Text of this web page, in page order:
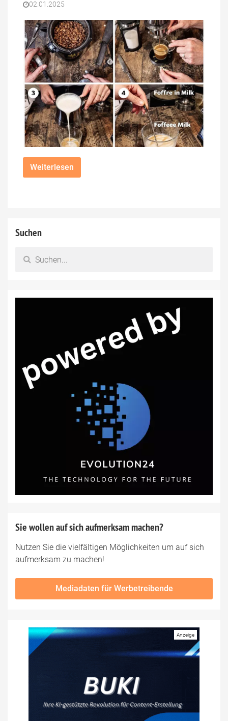
02.01.2025
Weiterlesen
Suchen
Sie wollen auf sich aufmerksam machen?
Nutzen Sie die vielfältigen Möglichkeiten um auf sich
aufmerksam zu machen!
Mediadaten für Werbetreibende